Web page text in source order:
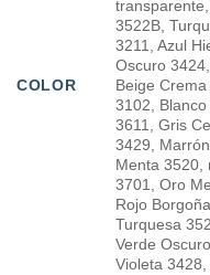
COLOR
3522B,
3211, Azul
Oscuro
Beige
3102,
3611, Gris
3429,
Menta 3520,
3701, Oro
Rojo
Turquesa
Verde
Violeta